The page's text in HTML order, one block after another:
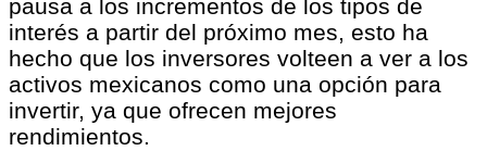
pausa a los incrementos de los tipos de
interés a partir del próximo mes, esto ha
hecho que los inversores volteen a ver a los
activos mexicanos como una opción para
invertir, ya que ofrecen mejores
rendimientos.